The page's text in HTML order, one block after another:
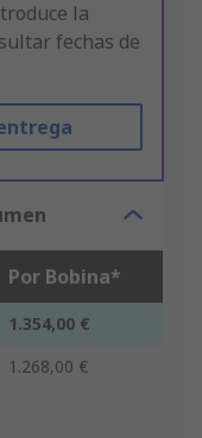
la
fechas de
Por Bobina*
1.354,00 €
1.268,00 €